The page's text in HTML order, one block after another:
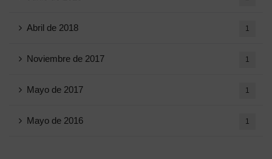
Abril de 2018 1
Noviembre de 2017 1
Mayo de 2017 1
Mayo de 2016 1